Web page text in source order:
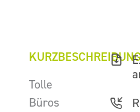
Tolle
Büros